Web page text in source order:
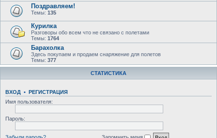
Поздравляем!
Темы: 135
Курилка
Разговоры обо всем что не связано с полетами
Темы: 1764
Барахолка
Здесь покупаем и продаем снаряжение для полетов
Темы: 377
СТАТИСТИКА
ВХОД • РЕГИСТРАЦИЯ
Имя пользователя:
Пароль: